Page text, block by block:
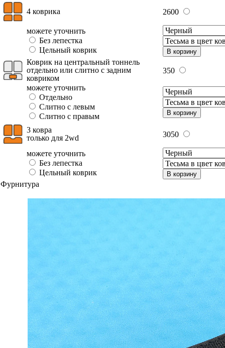
4 коврика 2600
можете уточнить
Без лепестка
Цельный коврик
В корзину
Коврик на центральный тоннель
отдельно или слитно с задним
ковриком
350
можете уточнить
Отдельно
Слитно с левым
Слитно с правым
В корзину
3 ковра
только для 2wd
3050
можете уточнить
Без лепестка
Цельный коврик
В корзину
Фурнитура